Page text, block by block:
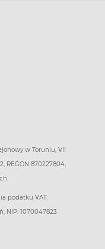
w Toruniu, VII
REGON 870227804,
podatku VAT:
NIP: 1070047823